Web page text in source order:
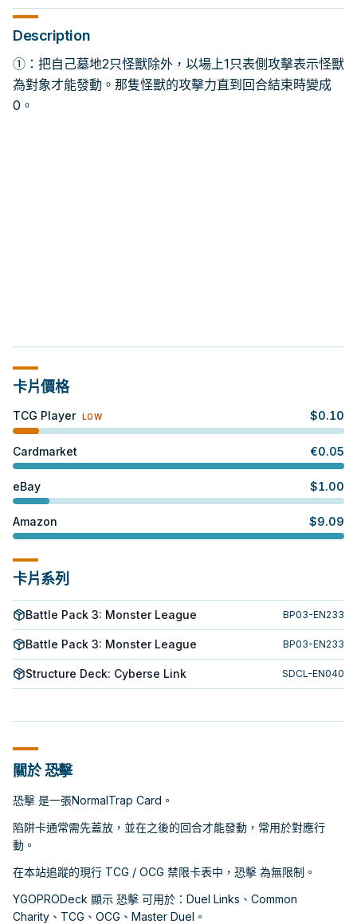
Description
①：把自己墓地2只怪獸除外，以場上1只表側攻擊表示怪獸
為對象才能發動。那隻怪獸的攻擊力直到回合結束時變成
0。
卡片價格
TCG Player LOW $0.10
Cardmarket €0.05
eBay $1.00
Amazon $9.09
卡片系列
Battle Pack 3: Monster League BP03-EN233
Battle Pack 3: Monster League BP03-EN233
Structure Deck: Cyberse Link SDCL-EN040
關於 恐擊
恐擊 是一張NormalTrap Card。
陷阱卡通常需先蓋放，並在之後的回合才能發動，常用於對應行
動。
在本站追蹤的現行 TCG / OCG 禁限卡表中，恐擊 為無限制。
YGOPRODeck 顯示 恐擊 可用於：Duel Links、Common
Charity、TCG、OCG、Master Duel。